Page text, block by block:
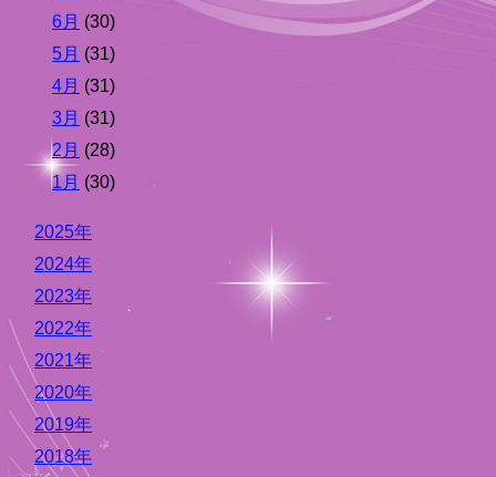
6月 (30)
5月 (31)
4月 (31)
3月 (31)
2月 (28)
1月 (30)
2025年
2024年
2023年
2022年
2021年
2020年
2019年
2018年